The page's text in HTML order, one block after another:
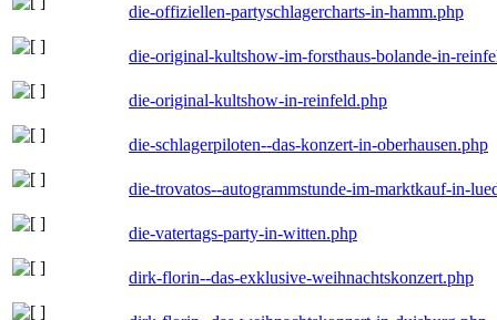
die-offiziellen-partyschlagercharts-in-hamm.php
die-original-kultshow-im-forsthaus-bolande-in-
die-original-kultshow-in-reinfeld.php
die-schlagerpiloten--das-konzert-in-oberhausen.php
die-trovatos--autogrammstunde-im-marktkauf-in-
die-vatertags-party-in-witten.php
dirk-florin--das-exklusive-weihnachtskonzert.php